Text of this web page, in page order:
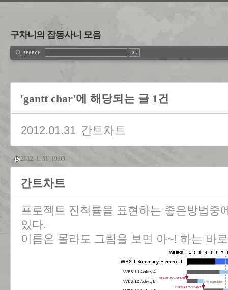
구차니의 잡동사니 모음
'gantt char'에 해당되는 글 1건
2012.01.31 간트차트
2012. 1. 31. 19:03
간트차트
프로젝트 진척률을 표현하는 좋은방법중
있다.
이름은 몰라도 그림을 보면 아~! 하는 바